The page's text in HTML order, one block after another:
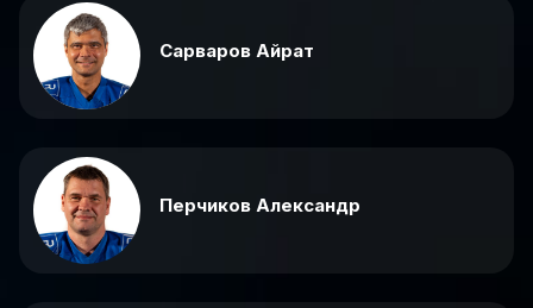
Сарваров Айрат
Перчиков Александр